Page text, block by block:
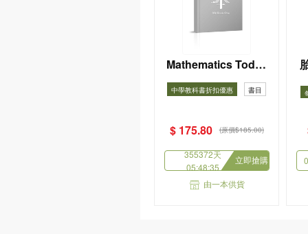
Mathematics Today
for HKDSE - Multipl
e Choice Practice
24
中學教科書折扣優惠 書目
$ 175.80 (原價$185.00)
355372天
05:48:34
立即搶購
由一本供貨